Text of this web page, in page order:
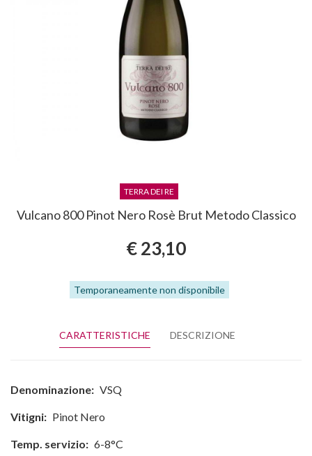
TERRA DEI RE
Vulcano 800 Pinot Nero Rosè Brut Metodo Classico
€ 23,10
Temporaneamente non disponibile
CARATTERISTICHE DESCRIZIONE
Denominazione: VSQ
Vitigni: Pinot Nero
Temp. servizio: 6-8°C